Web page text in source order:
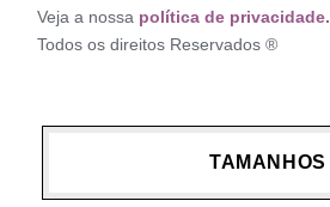
Veja a nossa política de privacidade.
Todos os direitos Reservados ®
TAMANHOS